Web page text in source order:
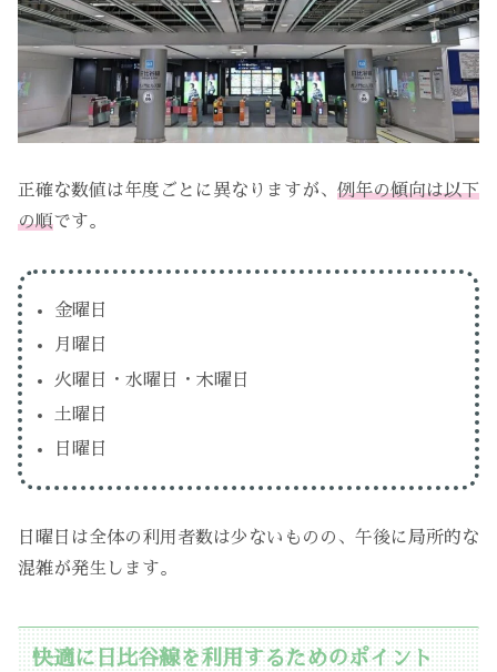
正確な数値は年度ごとに異なりますが、 例年の傾向は以下
の順です。
金曜日
月曜日
火曜日・水曜日・木曜日
土曜日
日曜日
日曜日は全体の利用者数は少ないものの、午後に局所的な
混雑が発生します。
快適に日比谷線を利用するためのポイント